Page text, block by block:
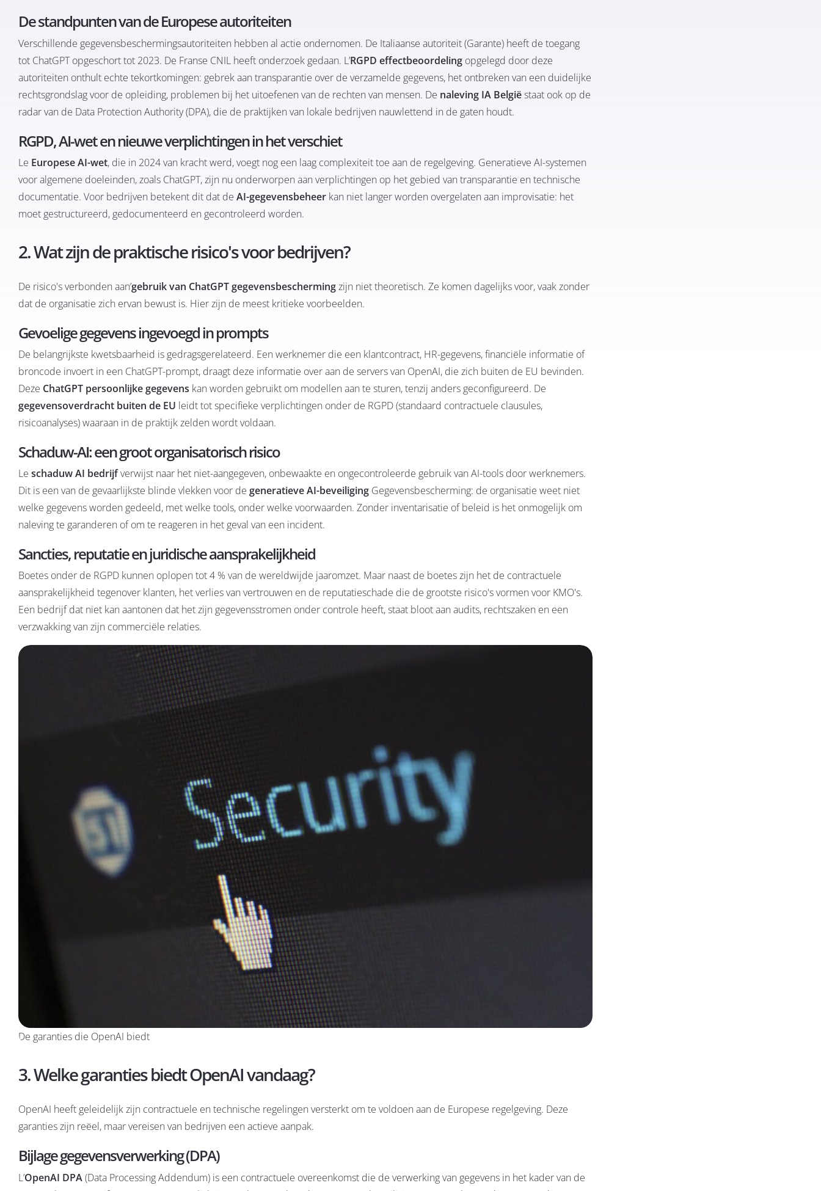
De standpunten van de Europese autoriteiten
Verschillende gegevensbeschermingsautoriteiten hebben al actie ondernomen. De Italiaanse autoriteit (Garante) heeft de toegang
tot ChatGPT opgeschort tot 2023. De Franse CNIL heeft onderzoek gedaan. L’RGPD effectbeoordeling opgelegd door deze
autoriteiten onthult echte tekortkomingen: gebrek aan transparantie over de verzamelde gegevens, het ontbreken van een duidelijke
rechtsgrondslag voor de opleiding, problemen bij het uitoefenen van de rechten van mensen. De naleving IA Belgiëstaat ook op de
radar van de Data Protection Authority (DPA), die de praktijken van lokale bedrijven nauwlettend in de gaten houdt.
RGPD, AI-wet en nieuwe verplichtingen in het verschiet
Le Europese AI-wet, die in 2024 van kracht werd, voegt nog een laag complexiteit toe aan de regelgeving. Generatieve AI-systemen
voor algemene doeleinden, zoals ChatGPT, zijn nu onderworpen aan verplichtingen op het gebied van transparantie en technische
documentatie. Voor bedrijven betekent dit dat de AI-gegevensbeheer kan niet langer worden overgelaten aan improvisatie: het
moet gestructureerd, gedocumenteerd en gecontroleerd worden.
2. Wat zijn de praktische risico's voor bedrijven?
De risico's verbonden aan’gebruik van ChatGPT gegevensbeschermingzijn niet theoretisch. Ze komen dagelijks voor, vaak zonder
dat de organisatie zich ervan bewust is. Hier zijn de meest kritieke voorbeelden.
Gevoelige gegevens ingevoegd in prompts
De belangrijkste kwetsbaarheid is gedragsgerelateerd. Een werknemer die een klantcontract, HR-gegevens, financiële informatie of
broncode invoert in een ChatGPT-prompt, draagt deze informatie over aan de servers van OpenAI, die zich buiten de EU bevinden.
Deze ChatGPT persoonlijke gegevens kan worden gebruikt om modellen aan te sturen, tenzij anders geconfigureerd. De
gegevensoverdracht buiten de EU leidt tot specifieke verplichtingen onder de RGPD (standaard contractuele clausules,
risicoanalyses) waaraan in de praktijk zelden wordt voldaan.
Schaduw-AI: een groot organisatorisch risico
Le schaduw AI bedrijfverwijst naar het niet-aangegeven, onbewaakte en ongecontroleerde gebruik van AI-tools door werknemers.
Dit is een van de gevaarlijkste blinde vlekken voor de generatieve AI-beveiliging Gegevensbescherming: de organisatie weet niet
welke gegevens worden gedeeld, met welke tools, onder welke voorwaarden. Zonder inventarisatie of beleid is het onmogelijk om
naleving te garanderen of om te reageren in het geval van een incident.
Sancties, reputatie en juridische aansprakelijkheid
Boetes onder de RGPD kunnen oplopen tot 4 % van de wereldwijde jaaromzet. Maar naast de boetes zijn het de contractuele
aansprakelijkheid tegenover klanten, het verlies van vertrouwen en de reputatieschade die de grootste risico's vormen voor KMO's.
Een bedrijf dat niet kan aantonen dat het zijn gegevensstromen onder controle heeft, staat bloot aan audits, rechtszaken en een
verzwakking van zijn commerciële relaties.
De garanties die OpenAI biedt
3. Welke garanties biedt OpenAI vandaag?
OpenAI heeft geleidelijk zijn contractuele en technische regelingen versterkt om te voldoen aan de Europese regelgeving. Deze
garanties zijn reëel, maar vereisen van bedrijven een actieve aanpak.
Bijlage gegevensverwerking (DPA)
L’OpenAI DPA(Data Processing Addendum) is een contractuele overeenkomst die de verwerking van gegevens in het kader van de